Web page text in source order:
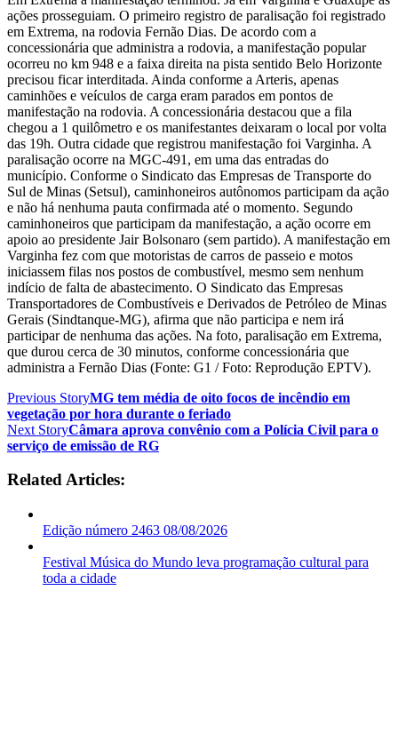
ações prosseguiam. O primeiro registro de paralisação foi registrado
em Extrema, na rodovia Fernão Dias. De acordo com a
concessionária que administra a rodovia, a manifestação popular
ocorreu no km 948 e a faixa direita na pista sentido Belo Horizonte
precisou ficar interditada. Ainda conforme a Arteris, apenas
caminhões e veículos de carga eram parados em pontos de
manifestação na rodovia. A concessionária destacou que a fila
chegou a 1 quilômetro e os manifestantes deixaram o local por volta
das 19h. Outra cidade que registrou manifestação foi Varginha. A
paralisação ocorre na MGC-491, em uma das entradas do
município. Conforme o Sindicato das Empresas de Transporte do
Sul de Minas (Setsul), caminhoneiros autônomos participam da ação
e não há nenhuma pauta confirmada até o momento. Segundo
caminhoneiros que participam da manifestação, a ação ocorre em
apoio ao presidente Jair Bolsonaro (sem partido). A manifestação em
Varginha fez com que motoristas de carros de passeio e motos
iniciassem filas nos postos de combustível, mesmo sem nenhum
indício de falta de abastecimento. O Sindicato das Empresas
Transportadores de Combustíveis e Derivados de Petróleo de Minas
Gerais (Sindtanque-MG), afirma que não participa e nem irá
participar de nenhuma das ações. Na foto, paralisação em Extrema,
que durou cerca de 30 minutos, conforme concessionária que
administra a Fernão Dias (Fonte: G1 / Foto: Reprodução EPTV).
Previous StoryMG tem média de oito focos de incêndio em
vegetação por hora durante o feriado
Next StoryCâmara aprova convênio com a Polícia Civil para o
serviço de emissão de RG
Related Articles:
Edição número 2463 08/08/2026
Festival Música do Mundo leva programação cultural para
toda a cidade